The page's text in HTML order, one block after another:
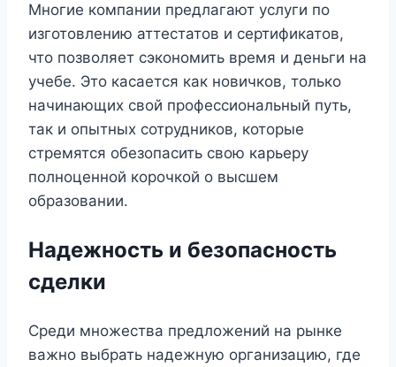
Многие компании предлагают услуги по
изготовлению аттестатов и сертификатов,
что позволяет сэкономить время и деньги на
учебе. Это касается как новичков, только
начинающих свой профессиональный путь,
так и опытных сотрудников, которые
стремятся обезопасить свою карьеру
полноценной корочкой о высшем
образовании.
Надежность и безопасность
сделки
Среди множества предложений на рынке
важно выбрать надежную организацию, где